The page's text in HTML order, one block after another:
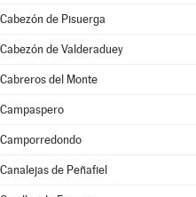
Cabezón de Pisuerga
Cabezón de Valderaduey
Cabreros del Monte
Campaspero
Camporredondo
Canalejas de Peñafiel